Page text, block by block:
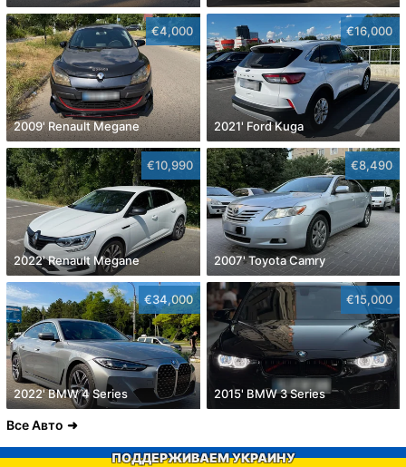
€4,000
2009' Renault Megane
€16,000
2021' Ford Kuga
€10,990
2022' Renault Megane
€8,490
2007' Toyota Camry
€34,000
2022' BMW 4 Series
€15,000
2015' BMW 3 Series
Все Авто
ПОДДЕРЖИВАЕМ УКРАИНУ